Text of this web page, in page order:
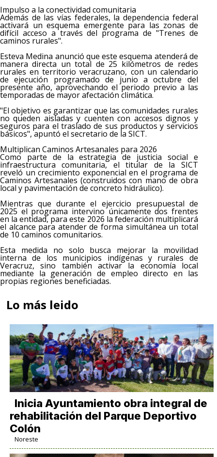
Impulso a la conectividad comunitaria
Además de las vías federales, la dependencia federal
activará un esquema emergente para las zonas de
difícil acceso a través del programa de "Trenes de
caminos rurales".
Esteva Medina anunció que este esquema atenderá de
manera directa un total de 25 kilómetros de redes
rurales en territorio veracruzano, con un calendario
de ejecución programado de junio a octubre del
presente año, aprovechando el periodo previo a las
temporadas de mayor afectación climática.
"El objetivo es garantizar que las comunidades rurales
no queden aisladas y cuenten con accesos dignos y
seguros para el traslado de sus productos y servicios
básicos", apuntó el secretario de la SICT.
Multiplican Caminos Artesanales para 2026
Como parte de la estrategia de justicia social e
infraestructura comunitaria, el titular de la SICT
reveló un crecimiento exponencial en el programa de
Caminos Artesanales (construidos con mano de obra
local y pavimentación de concreto hidráulico).
Mientras que durante el ejercicio presupuestal de
2025 el programa intervino únicamente dos frentes
en la entidad, para este 2026 la federación multiplicará
el alcance para atender de forma simultánea un total
de 10 caminos comunitarios.
Esta medida no solo busca mejorar la movilidad
interna de los municipios indígenas y rurales de
Veracruz, sino también activar la economía local
mediante la generación de empleo directo en las
propias regiones beneficiadas.
Lo más leido
Inicia Ayuntamiento obra integral de
rehabilitación del Parque Deportivo
Colón
Noreste